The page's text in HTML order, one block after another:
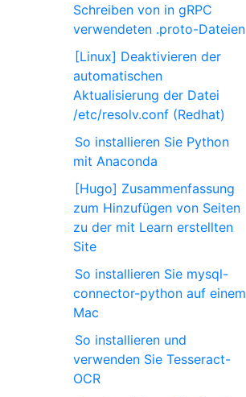
Schreiben von in gRPC
verwendeten .proto-Dateien
[Linux] Deaktivieren der
automatischen
Aktualisierung der Datei
/etc/resolv.conf (Redhat)
So installieren Sie Python
mit Anaconda
[Hugo] Zusammenfassung
zum Hinzufügen von Seiten
zu der mit Learn erstellten
Site
So installieren Sie mysql-
connector-python auf einem
Mac
So installieren und
verwenden Sie Tesseract-
OCR